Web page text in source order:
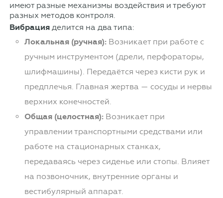
имеют разные механизмы воздействия и требуют
разных методов контроля.
Вибрацияделится на два типа:
Локальная (ручная):Возникает при работе с
ручным инструментом (дрели, перфораторы,
шлифмашины). Передаётся через кисти рук и
предплечья. Главная жертва — сосуды и нервы
верхних конечностей.
Общая (целостная):Возникает при
управлении транспортными средствами или
работе на стационарных станках,
передаваясь через сиденье или стопы. Влияет
на позвоночник, внутренние органы и
вестибулярный аппарат.